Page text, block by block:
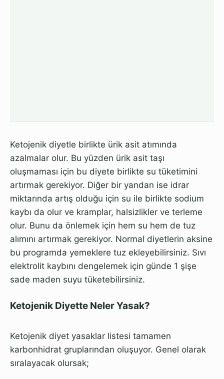
Ketojenik diyetle birlikte ürik asit atımında
azalmalar olur. Bu yüzden ürik asit taşı
oluşmaması için bu diyete birlikte su tüketimini
artırmak gerekiyor. Diğer bir yandan ise idrar
miktarında artış olduğu için su ile birlikte sodium
kaybı da olur ve kramplar, halsizlikler ve terleme
olur. Bunu da önlemek için hem su hem de tuz
alımını artırmak gerekiyor. Normal diyetlerin aksine
bu programda yemeklere tuz ekleyebilirsiniz. Sıvı
elektrolit kaybını dengelemek için günde 1 şişe
sade maden suyu tüketebilirsiniz.
Ketojenik Diyette Neler Yasak?
Ketojenik diyet yasaklar listesi tamamen
karbonhidrat gruplarından oluşuyor. Genel olarak
sıralayacak olursak;